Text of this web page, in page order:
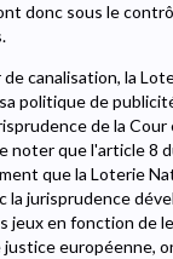
donc sous le
de canalisation, la
politique de
de la
noter que l'article
que la Loterie
la jurisprudence
en fonction de
européenne,